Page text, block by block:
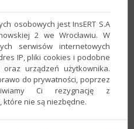
Konfiguracja pól na
określić, czy jego
, wymaganelubwyłączone
osobowych jest InsERT S.A
2 we Wrocławiu. W
serwisów internetowych
IP, pliki cookies i podobne
urządzeń użytkownika.
do prywatności, poprzez
Ci rezygnację z
nie są niezbędne.